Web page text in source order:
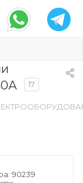
17
90239